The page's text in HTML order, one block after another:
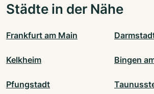
Städte in der Nähe
Frankfurt am Main
Kelkheim Bingen
Pfungstadt